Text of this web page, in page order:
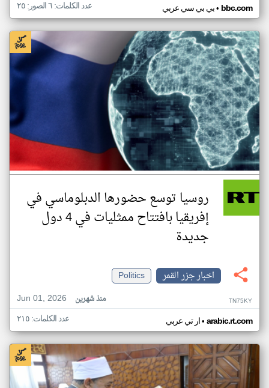
بي بي سي عربي• bbc.com عدد الكلمات: ٦ الصور: ٢٥
روسيا توسع حضورها الدبلوماسي في
إفريقيا بافتتاح ممثليات في 4 دول
جديدة
اخبار جزر القمر
Politics
Jun 01, 2026
منذ شهرين TN75KY
ار تي عربي• arabic.rt.com عدد الكلمات: ٢١٥